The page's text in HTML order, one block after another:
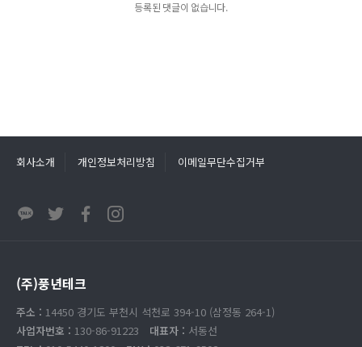
등록된 댓글이 없습니다.
회사소개 개인정보처리방침 이메일무단수집거부
(주)풍년테크
주소 : 14450 경기도 부천시 석천로 394-10 (삼정동 264-1)
사업자번호 : 130-86-91223 대표자 : 서동선